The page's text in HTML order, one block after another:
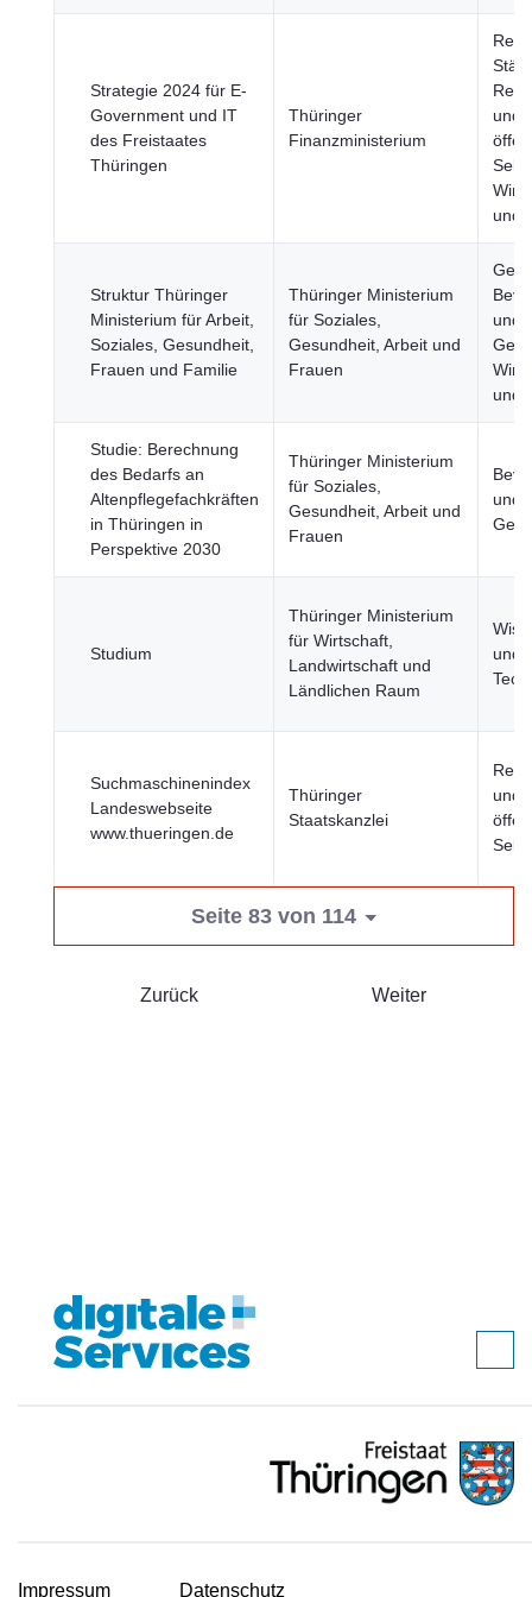
Strategie 2024 für E-
Government und IT
des Freistaates
Thüringen
Thüringer
Finanzministerium
und
und
Struktur Thüringer
Ministerium für Arbeit,
Soziales, Gesundheit,
Frauen und Familie
Thüringer Ministerium
für Soziales,
Gesundheit, Arbeit und
Frauen
und
und
Studie: Berechnung
des Bedarfs an
Altenpflegefachkräften
in Thüringen in
Perspektive 2030
Thüringer Ministerium
für Soziales,
Gesundheit, Arbeit und
Frauen
und
Studium
Thüringer Ministerium
für Wirtschaft,
Landwirtschaft und
Ländlichen Raum
und
Suchmaschinenindex
Landeswebseite
www.thueringen.de
Thüringer
Staatskanzlei
und
Seite 83 von 114
Zurück Weiter
Impressum Datenschutz